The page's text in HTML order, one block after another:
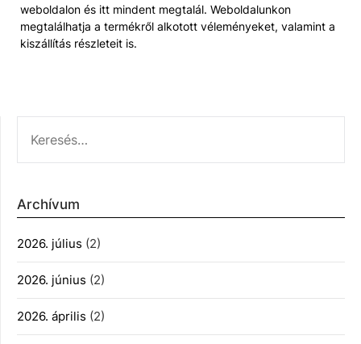
weboldalon és itt mindent megtalál. Weboldalunkon
megtalálhatja a termékről alkotott véleményeket, valamint a
kiszállítás részleteit is.
Archívum
2026. július (2)
2026. június (2)
2026. április (2)